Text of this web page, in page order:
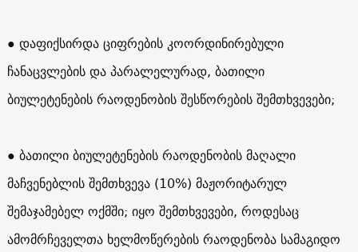
● დაფიქსირდა ციფრების კოორდინირებული
ჩანაცვლების და პარალელურად, ბათილი
ბიულეტენების რაოდენობის შესწორების შემთხვევები;
● ბათილი ბიულეტენების რაოდენობის მაღალი
მაჩვენებლის შემთხვევა (10%) მაჟორიტარულ
შემაჯამებელ ოქმში; იყო შემთხვევები, როდესაც
ამომრჩეველთა ხელმოწერების რაოდენობა სამაგიდო